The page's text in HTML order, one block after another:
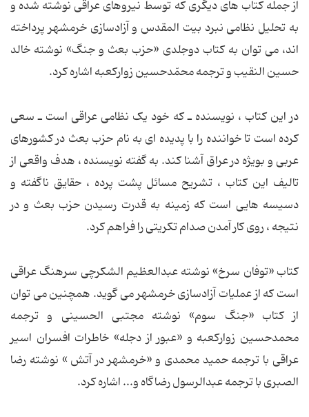
از جمله کتاب های دیگری که توسط نیروهای عراقی نوشته شده و
به تحلیل نظامی نبرد بیت المقدس و آزادسازی خرمشهر پرداخته
اند، می توان به کتاب دوجلدی «حزب بعث و جنگ» نوشته خالد
حسین النقیب و ترجمه محمّدحسین زوارکعبه اشاره کرد.
در این کتاب ، نویسنده ـ که خود یک نظامی عراقی است ـ سعی
کرده است تا خواننده را با پدیده ای به نام حزب بعث در کشورهای
عربی و بویژه در عراق آشنا کند. به گفته نویسنده ، هدف واقعی از
تالیف این کتاب ، تشریح مسائل پشت پرده ، حقایق ناگفته و
دسیسه هایی است که زمینه به قدرت رسیدن حزب بعث و در
نتیجه ، روی کار آمدن صدام تکریتی را فراهم کرد.
کتاب «توفان سرخ» نوشته عبدالعظیم الشکرچی سرهنگ عراقی
است که از عملیات آزادسازی خرمشهر می گوید. همچنین می توان
از کتاب «جنگ سوم» نوشته مجتبی الحسینی و ترجمه
محمدحسین زوارکعبه و «عبور از دجله» خاطرات افسران اسیر
عراقی با ترجمه حمید محمدی و «خرمشهر در آتش » نوشته رضا
الصبری با ترجمه عبدالرسول رضاگاه و... اشاره کرد.